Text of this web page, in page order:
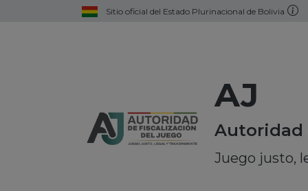
Sitio oficial del Estado Plurinacional de Bolivia
AJ
Autoridad
Juego justo,